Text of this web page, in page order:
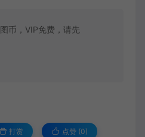
图币，VIP免费，请先
打赏 点赞 (0)